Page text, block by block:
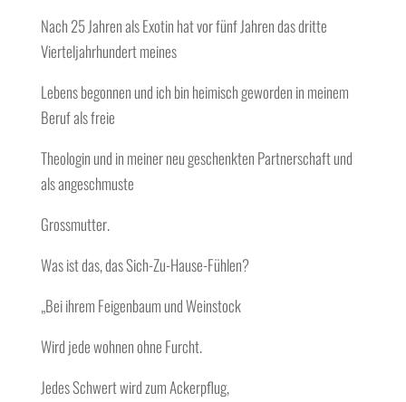
Nach 25 Jahren als Exotin hat vor fünf Jahren das dritte
Vierteljahrhundert meines
Lebens begonnen und ich bin heimisch geworden in meinem
Beruf als freie
Theologin und in meiner neu geschenkten Partnerschaft und
als angeschmuste
Grossmutter.
Was ist das, das Sich-Zu-Hause-Fühlen?
„Bei ihrem Feigenbaum und Weinstock
Wird jede wohnen ohne Furcht.
Jedes Schwert wird zum Ackerpflug,